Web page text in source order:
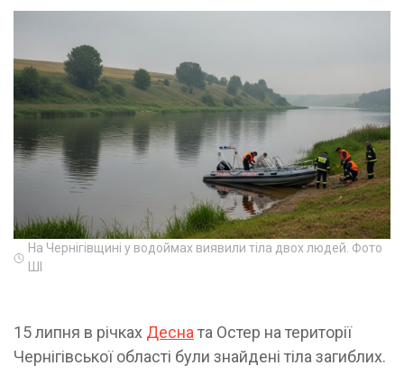
На Чернігівщині у водоймах виявили тіла двох людей. Фото
15 липня в річках Десна та Остер на території
Чернігівської області були знайдені тіла загиблих.